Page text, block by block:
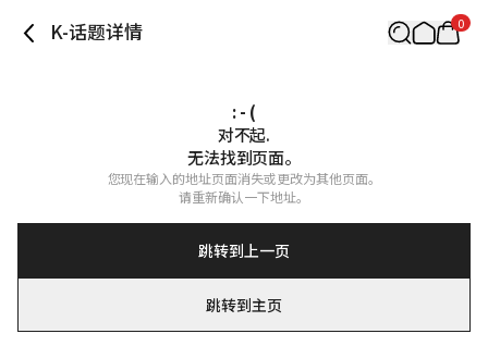
K-话题详情 0
: - (
对不起.
无法找到页面。
您现在输入的地址页面消失或更改为其他页面。
请重新确认一下地址。
跳转到上一页
跳转到主页